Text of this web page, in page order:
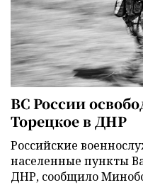
ВС России
Торецкое в ДНР
Российские
населенные пункты
ДНР, сообщило